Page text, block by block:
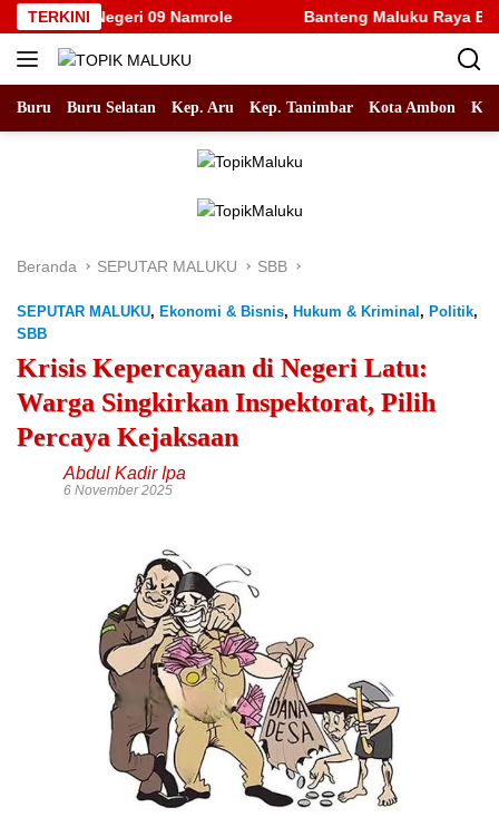
Langsung
ke
konten
TERKINI
SD Negeri 09 Namrole Banteng Maluku Raya
Buru Buru Selatan Kep. Aru Kep. Tanimbar Kota Ambon
Beranda SEPUTAR MALUKU SBB
SEPUTAR MALUKU, Ekonomi & Bisnis, Hukum & Kriminal , Politik,
SBB
Krisis Kepercayaan di Negeri Latu:
Warga Singkirkan Inspektorat, Pilih
Percaya Kejaksaan
Abdul Kadir Ipa
6 November 2025